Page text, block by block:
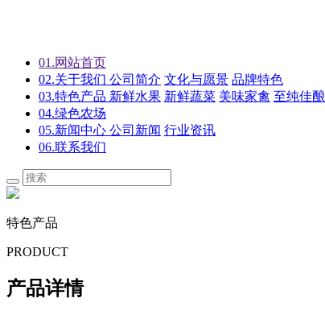
01.网站首页
02.关于我们 公司简介 文化与愿景 品牌特色
03.特色产品 新鲜水果 新鲜蔬菜 美味家禽 至纯佳酿
04.绿色农场
05.新闻中心 公司新闻 行业资讯
06.联系我们
特色产品
PRODUCT
产品详情